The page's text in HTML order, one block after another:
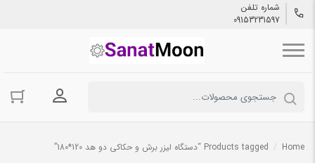
شماره تلفن
09153231597
ورود به
Home
/ Products tagged “دستگاه لیزر برش و حکاکی دو هد 120*180”